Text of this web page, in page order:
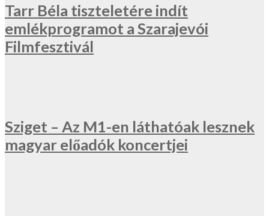
Tarr Béla tiszteletére indít
emlékprogramot a Szarajevói
Filmfesztivál
Sziget – Az M1-en láthatóak lesznek
magyar előadók koncertjei